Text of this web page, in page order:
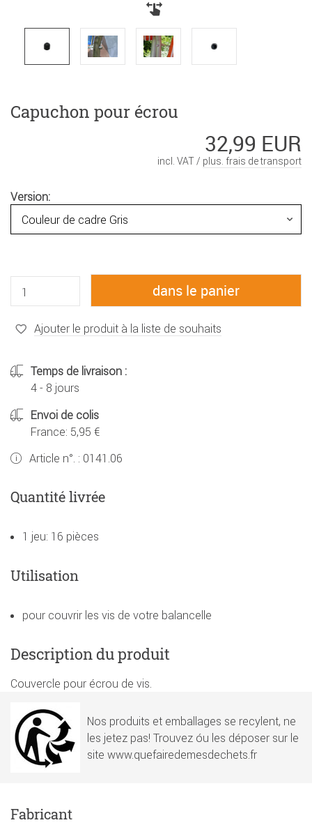
Capuchon pour écrou
32,99 EUR
incl. VAT / plus. frais de transport
Version:
Ajouter le produit à la liste de souhaits
Temps de livraison :
4 - 8 jours
Envoi de colis
France: 5,95 €
Article n°. : 0141.06
Quantité livrée
1 jeu: 16 pièces
Utilisation
pour couvrir les vis de votre balancelle
Description du produit
Couvercle pour écrou de vis.
Nos produits et emballages se recylent, ne
les jetez pas! Trouvez óu les déposer sur le
site www.quefairedemesdechets.fr
Fabricant